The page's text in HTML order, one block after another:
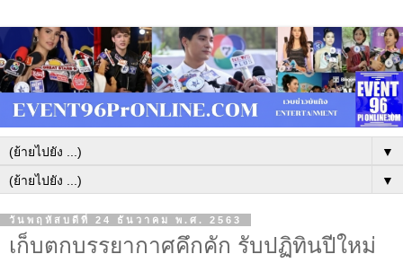
▼
▼
วันพฤหัสบดีที่ 24 ธันวาคม พ.ศ. 2563
เก็บตกบรรยากาศคึกคัก รับปฏิทินปีใหม่